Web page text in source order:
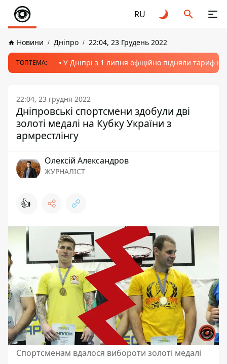
RU
Новини Дніпро 22:04, 23 Грудень 2022
ТОПТЕМА: У Дніпрі з 1 липня офіційно підняли тариф
22:04, 23 грудня 2022
Дніпровські спортсмени здобули дві
золоті медалі на Кубку України з
армрестлінгу
Олексій Александров
ЖУРНАЛІСТ
👍
Спортсменам вдалося вибороти золоті медалі